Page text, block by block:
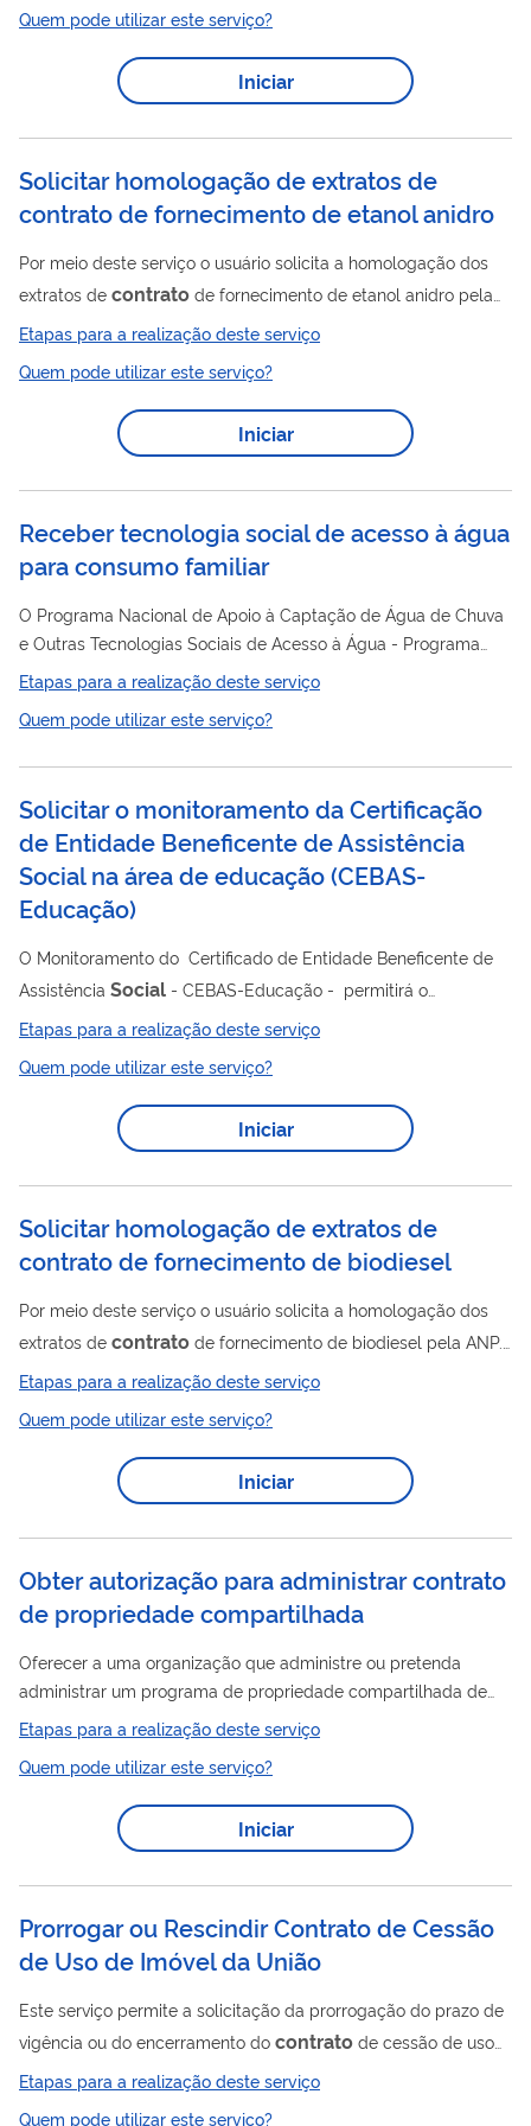
respectivo Plano de Desenvolvimento. Para utilizar esse serviço
você deve ter um cadastro como usuário externo do SEI-ANP.
Para mais informações acesse o serviço " Solicitar cadastro
Quem pode utilizar este serviço?
Iniciar
Solicitar homologação de extratos de
contrato de fornecimento de etanol anidro
Por meio deste serviço o usuário solicita a homologação dos
extratos de contrato de fornecimento de etanol anidro pela
ANP. Mais informações sobre esse serviço podem ser
encontrados em Comercialização de Etanol - Agência Nacional
de Petróleo, Gás Natural e Biocombustíveis. Para acompanhar
a solicitação desse serviço o usuário deve ter um cadastro
como usuário externo do SEI-ANP. Para mais informações
SEI-ANP ".
Etapas para a realização deste serviço
Quem pode utilizar este serviço?
Iniciar
Receber tecnologia social de acesso à água
para consumo familiar
O Programa Nacional de Apoio à Captação de Água de Chuva
e Outras Tecnologias Sociais de Acesso à Água - Programa
Cisternas tem como finalidade promover o acesso à água para
o consumo humano e animal e para a produção de alimentos,
por meio de implementação de tecnologias sociais, destinado
Etapas para a realização deste serviço
Quem pode utilizar este serviço?
Solicitar o monitoramento da Certificação
de Entidade Beneficente de Assistência
Social na área de educação(CEBAS-
Educação)
O Monitoramento do Certificado de Entidade Beneficente de
Assistência Social - CEBAS-Educação - permitirá o
acompanhamento/fiscalização das entidades durante o
período certificado, a fim de verificar se a instituição
permanece cumprindo os requisitos da certificação previstos
Etapas para a realização deste serviço
Quem pode utilizar este serviço?
Iniciar
Solicitar homologação de extratos de
contrato de fornecimento de biodiesel
Por meio deste serviço o usuário solicita a homologação dos
extratos de contrato de fornecimento de biodiesel pela ANP.
Mais informações sobre esse serviço podem ser encontrados
em Comercialização de Biodiesel — Agência Nacional do
Petróleo, Gás Natural e Biocombustíveis . Para solicitações
relacionadas a contratos adicionais o usuário deve ter um
cadastro como usuário externo do SEI-ANP. Para mais
externo no SEI-ANP ".
Etapas para a realização deste serviço
Quem pode utilizar este serviço?
Iniciar
Obter autorização para administrar contrato
de propriedade compartilhada
Oferecer a uma organização que administre ou pretenda
administrar um programa de propriedade compartilhada de
aeronaves, conforme a Subparte K do RBAC nº 91. Este
processo de emissão das Especificações Administrativas - EA
de administrador de programa de propriedade compartilhada
de aeronaves, adotado pela ANAC, possui cinco fases: a) Fase 1
– Solicitação prévia; b) Fase 2 – Solicitação formal; c) Fase 3 –
inspeções; e) Fase 5...
Etapas para a realização deste serviço
Quem pode utilizar este serviço?
Iniciar
Prorrogar ou Rescindir Contrato de Cessão
de Uso de Imóvel da União
Este serviço permite a solicitação da prorrogação do prazo de
vigência ou do encerramento do contrato de cessão de uso
de imóvel da União. A solicitação deverá ser requerida no
mínimo 180 (cento e oitenta) dias antes do vencimento do
Etapas para a realização deste serviço
Quem pode utilizar este serviço?